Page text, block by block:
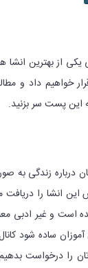
یکی از بهترین انشا
خواهیم داد و
این پست سر بزنید.
درباره زندگی به
انشا را دریافت
است و غیر ادبی
ساده شود
را درخواست